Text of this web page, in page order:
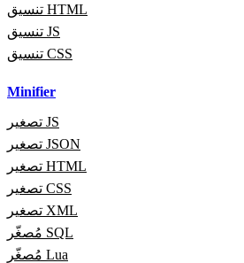
تنسيق HTML
تنسيق JS
تنسيق CSS
Minifier
تصغير JS
تصغير JSON
تصغير HTML
تصغير CSS
تصغير XML
مُصغّر SQL
مُصغّر Lua